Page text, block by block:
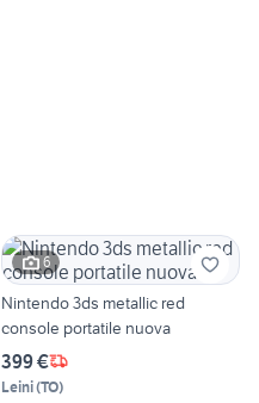
6
Nintendo 3ds metallic red
console portatile nuova
399 €
Leini(TO)